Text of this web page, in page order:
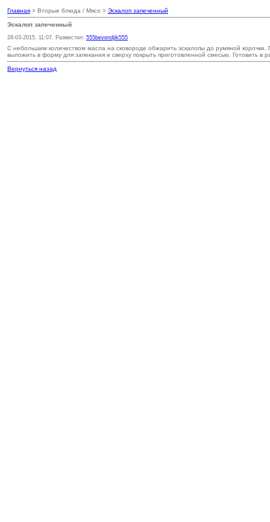
Главная > Вторые блюда / Мясо > Эскалоп запеченный
Эскалоп запеченный
28-03-2015, 11:07. Разместил: 555bevendjik555
С небольшим количеством масла на сковороде обжарить эскалопы до румяной
выложить в форму для запекания и сверху покрыть приготовленной смесью. Готовить в
Вернуться назад